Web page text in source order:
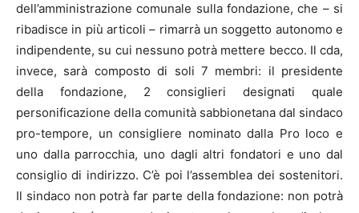
dell’amministrazione comunale sulla fondazione, che – si
ribadisce in più articoli – rimarrà un soggetto autonomo e
indipendente, su cui nessuno potrà mettere becco. Il cda,
invece, sarà composto di soli 7 membri: il presidente
della fondazione, 2 consiglieri designati quale
personificazione della comunità sabbionetana dal sindaco
pro-tempore, un consigliere nominato dalla Pro loco e
uno dalla parrocchia, uno dagli altri fondatori e uno dal
consiglio di indirizzo. C’è poi l’assemblea dei sostenitori.
Il sindaco non potrà far parte della fondazione: non potrà